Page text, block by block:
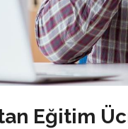
Eğitim